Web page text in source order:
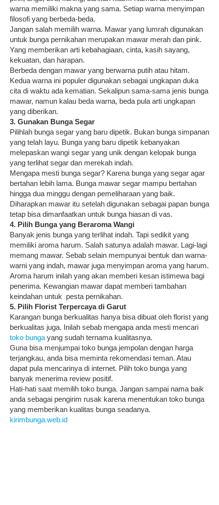
warna memiliki makna yang sama. Setiap warna menyimpan
filosofi yang berbeda-beda.
Jangan salah memilih warna. Mawar yang lumrah digunakan
untuk bunga pernikahan merupakan mawar merah dan pink.
Yang memberikan arti kebahagiaan, cinta, kasih sayang,
kekuatan, dan harapan.
Berbeda dengan mawar yang berwarna putih atau hitam.
Kedua warna ini populer digunakan sebagai ungkapan duka
cita di waktu ada kematian. Sekalipun sama-sama jenis bunga
mawar, namun kalau beda warna, beda pula arti ungkapan
yang diberikan.
3. Gunakan Bunga Segar
Pilihlah bunga segar yang baru dipetik. Bukan bunga simpanan
yang telah layu. Bunga yang baru dipetik kebanyakan
melepaskan wangi segar yang unik dengan kelopak bunga
yang terlihat segar dan merekah indah.
Mengapa mesti bunga segar? Karena bunga yang segar agar
bertahan lebih lama. Bunga mawar segar mampu bertahan
hingga dua minggu dengan pemeliharaan yang baik.
Diharapkan mawar itu setelah digunakan sebagai papan bunga
tetap bisa dimanfaatkan untuk bunga hiasan di vas.
4. Pilih Bunga yang Beraroma Wangi
Banyak jenis bunga yang terlihat indah. Tapi sedikit yang
memiliki aroma harum. Salah satunya adalah mawar. Lagi-lagi
memang mawar. Sebab selain mempunyai bentuk dan warna-
warni yang indah, mawar juga menyimpan aroma yang harum.
Aroma harum inilah yang akan memberi kesan istimewa bagi
penerima. Kewangian mawar dapat memberi tambahan
keindahan untuk pesta pernikahan.
5. Pilih Florist Terpercaya di Garut
Karangan bunga berkualitas hanya bisa dibuat oleh florist yang
berkualitas juga. Inilah sebab mengapa anda mesti mencari
toko bunga yang sudah ternama kualitasnya.
Guna bisa menjumpai toko bunga jempolan dengan harga
terjangkau, anda bisa meminta rekomendasi teman. Atau
dapat pula mencarinya di internet. Pilih toko bunga yang
banyak menerima review positif.
Hati-hati saat memilih toko bunga. Jangan sampai nama baik
anda sebagai pengirim rusak karena menentukan toko bunga
yang memberikan kualitas bunga seadanya.
kirimbunga.web.id